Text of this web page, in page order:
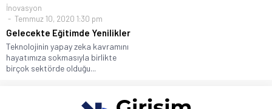
İnovasyon
Temmuz 10, 2020 1:30 pm
Gelecekte Eğitimde Yenilikler
Teknolojinin yapay zeka kavramını
hayatımıza sokmasıyla birlikte
birçok sektörde olduğu...